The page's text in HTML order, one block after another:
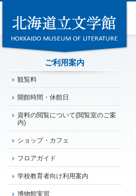
ご利用案内
観覧料
開館時間・休館日
資料の閲覧について(閲覧室のご案
内)
ショップ・カフェ
フロアガイド
学校教育者向け利用案内
博物館実習